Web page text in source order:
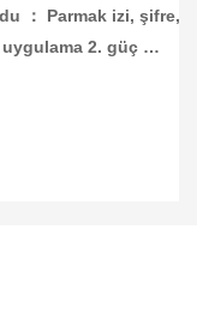
： Parmak izi, şifre,
uygulama 2. güç
Parmak İzi 6.
Sound Cue ： Ses